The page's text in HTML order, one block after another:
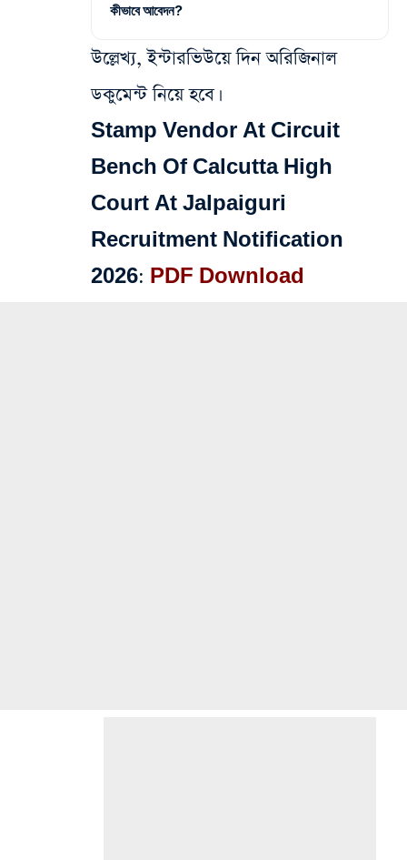
কীভাবে আবেদন?
উল্লেখ্য, ইন্টারভিউয়ে দিন অরিজিনাল
ডকুমেন্ট নিয়ে হবে।
Stamp Vendor At Circuit
Bench Of Calcutta High
Court At Jalpaiguri
Recruitment Notification
2026: PDF Download